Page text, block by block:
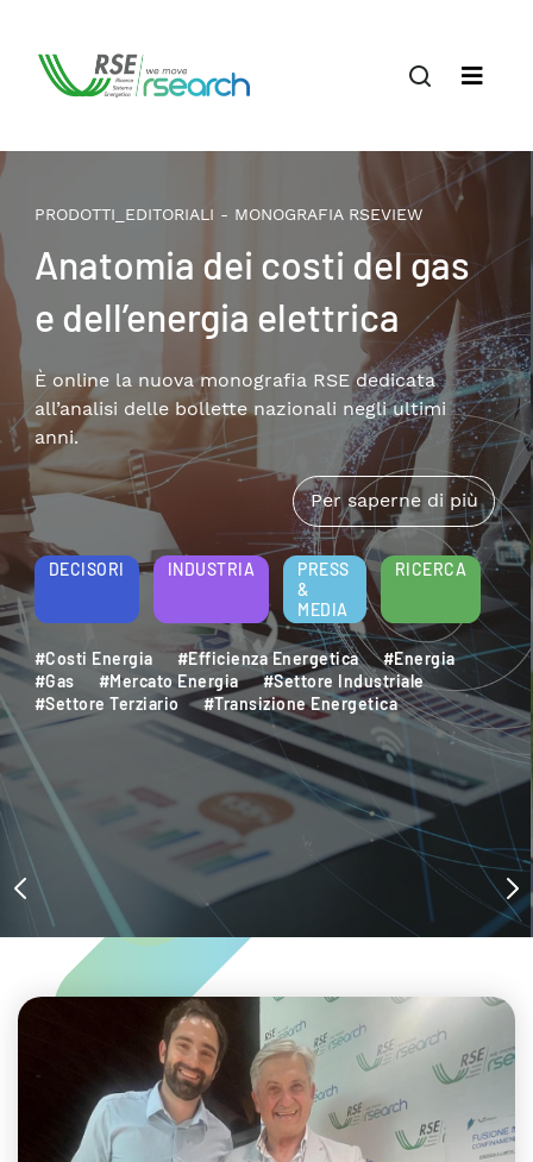
- MONOGRAFIA RSEVIEW
dei costi del gas
elettrica
la nuova monografia RSE dedicata
delle bollette nazionali negli ultimi
Per saperne di più
INDUSTRIA
PRESS
RICERCA
Energia #Efficienza Energetica
#Energia
#Mercato Energia
#Settore Industriale
Terziario
#Transizione Energetica
Il